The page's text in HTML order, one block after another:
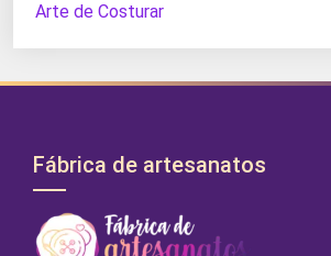
Arte de Costurar
Fábrica de artesanatos